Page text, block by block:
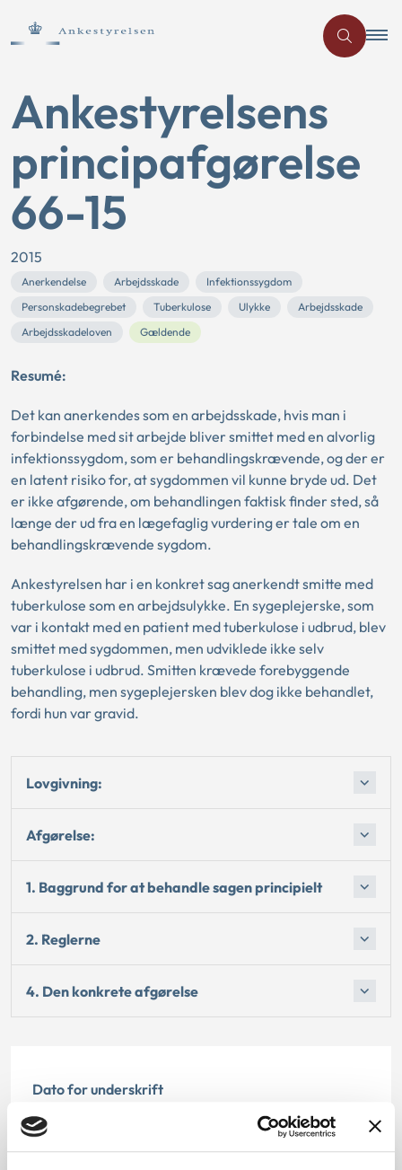
Ankestyrelsens
principafgørelse
66-15
2015
Anerkendelse Arbejdsskade
Infektionssygdom
Personskadebegrebet
Tuberkulose Ulykke
Arbejdsskade
Arbejdsskadeloven
Gældende
Resumé:
Det kan anerkendes som en arbejdsskade, hvis man i
forbindelse med sit arbejde bliver smittet med en alvorlig
infektionssygdom, som er behandlingskrævende, og der er
en latent risiko for, at sygdommen vil kunne bryde ud. Det
er ikke afgørende, om behandlingen faktisk finder sted, så
længe der ud fra en lægefaglig vurdering er tale om en
behandlingskrævende sygdom.
Ankestyrelsen har i en konkret sag anerkendt smitte med
tuberkulose som en arbejdsulykke. En sygeplejerske, som
var i kontakt med en patient med tuberkulose i udbrud, blev
smittet med sygdommen, men udviklede ikke selv
tuberkulose i udbrud. Smitten krævede forebyggende
behandling, men sygeplejersken blev dog ikke behandlet,
fordi hun var gravid.
Lovgivning:
Afgørelse:
1. Baggrund for at behandle sagen principielt
2. Reglerne
4. Den konkrete afgørelse
Dato for underskrift
12.10.2015